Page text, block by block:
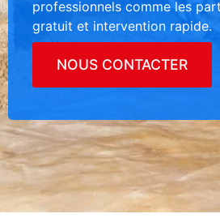
professionnels comme les
gratuit et intervention rapide.
NOUS CONTACTER